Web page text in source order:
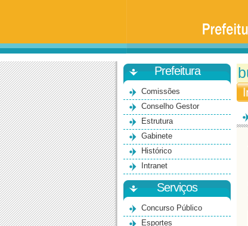
São
Paulo
-
Bauru Prefeitura
Comissões
Conselho Gestor
Estrutura
Gabinete
Histórico
Intranet
Serviços
Concurso Público
Esportes